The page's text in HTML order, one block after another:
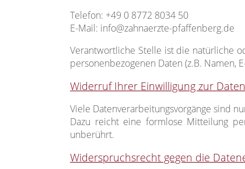
Telefon: +49 0 8772 8034 50
E-Mail: info@zahnaerzte-pfaffenberg.de
Verantwortliche Stelle ist die natürliche
personenbezogenen Daten (z.B. Namen,
Widerruf Ihrer Einwilligung zur
Viele Datenverarbeitungsvorgänge sind
Dazu reicht eine formlose Mitteilung
unberührt.
Widerspruchsrecht gegen die